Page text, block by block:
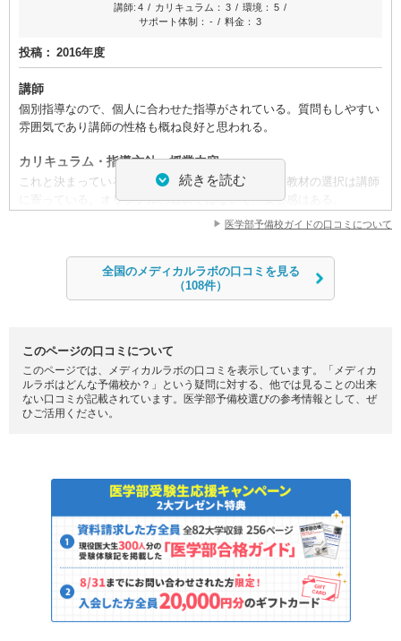
個別指導というシステムからして仕方ないことであるが、かなり高額
らいの料金になる可能性もある。
良かった点（改善してほしい点）
私学の薬学部に経験のある予備校は少ないので、貴重である。自習質
も明るく開放感がある。飲食のスペースが狭いので、混雑すると困る
ID:368
不適切な口コミを報告する
続きを読む
講師: 4 カリキュラム： 3 環境： 5
サポート体制： - 料金： 3
投稿： 2016年度
講師
個別指導なので、個人に合わせた指導がされている。質問もしやすい
雰囲気であり講師の性格も概ね良好と思われる。
カリキュラム・指導方針・授業内容
これと決まっている教材があるわけではないので、教材の選択は講師
に寄っている。オリジナルの教材ではないで、安心感はある。
校舎内外の環境について（自習室、交通の便、治安、立地など）
自習室も快適な雰囲気で清潔感があり、同じ医療系の大学を目指す者
同士の緊迫感がある。飲食スペースがないのが少し不便である。
高であり、もう少しコストが抑えられれば良いのにと思う。
良かった点（改善してほしい点）
元々化学が非常に苦手であったため、受験をあきらめようと思ってい
たが非常に短期間の間で成績がアップし大変良かったと思う。
医学部予備校ガイドの口コミについて
全国のメディカルラボの口コミを見る
（108件）
このページの口コミについて
このページでは、メディカルラボの口コミを表示しています。「メディカ
ルラボはどんな予備校か？」という疑問に対する、他では見ることの出来
ない口コミが記載されています。医学部予備校選びの参考情報として、ぜ
ひご活用ください。